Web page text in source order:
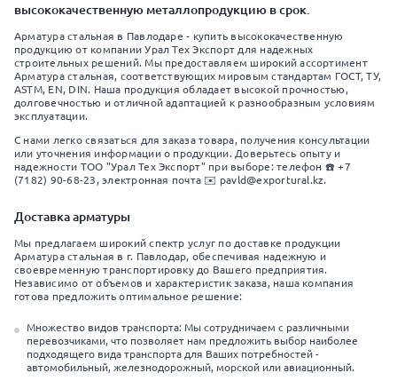
высококачественную металлопродукцию в срок.
Арматура стальная в Павлодаре - купить высококачественную
продукцию от компании Урал Тех Экспорт для надежных
строительных решений. Мы предоставляем широкий ассортимент
Арматура стальная, соответствующих мировым стандартам ГОСТ, ТУ,
ASTM, EN, DIN. Наша продукция обладает высокой прочностью,
долговечностью и отличной адаптацией к разнообразным условиям
эксплуатации.
С нами легко связаться для заказа товара, получения консультации
или уточнения информации о продукции. Доверьтесь опыту и
надежности ТОО "Урал Тех Экспорт" при выборе: телефон ☎️ +7
(7182) 90-68-23, электронная почта ✉️ pavld@exportural.kz.
Доставка арматуры
Мы предлагаем широкий спектр услуг по доставке продукции
Арматура стальная в г. Павлодар, обеспечивая надежную и
своевременную транспортировку до Вашего предприятия.
Независимо от объемов и характеристик заказа, наша компания
готова предложить оптимальное решение:
Множество видов транспорта: Мы сотрудничаем с различными
перевозчиками, что позволяет нам предложить выбор наиболее
подходящего вида транспорта для Ваших потребностей -
автомобильный, железнодорожный, морской или авиационный.